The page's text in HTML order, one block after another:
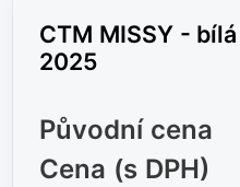
CTM MISSY -
2025
Původní cena
Cena (s DPH)